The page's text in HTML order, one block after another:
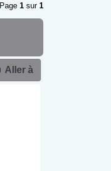
Page 1 sur 1
Aller à